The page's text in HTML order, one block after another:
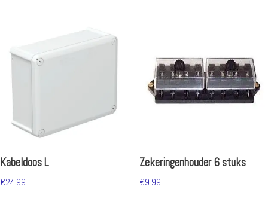
Kabeldoos L
€24.99
Zekeringenhouder 6 stuks
€9.99